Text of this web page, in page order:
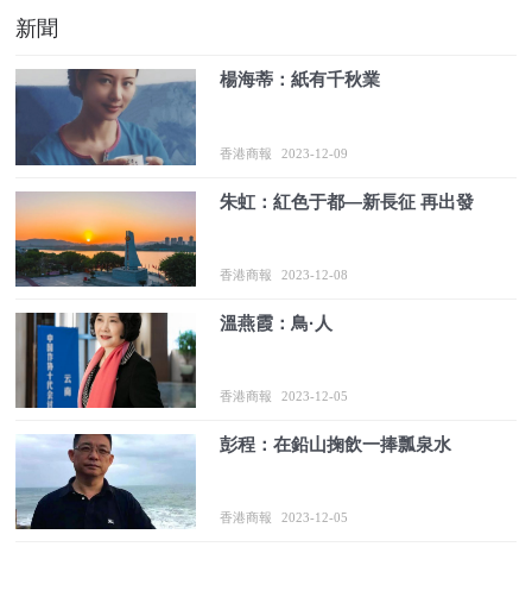
新聞
楊海蒂：紙有千秋業
香港商報 2023-12-09
朱虹：紅色于都—新長征 再出發
香港商報 2023-12-08
溫燕霞：鳥·人
香港商報 2023-12-05
彭程：在鉛山掬飲一捧瓢泉水
香港商報 2023-12-05